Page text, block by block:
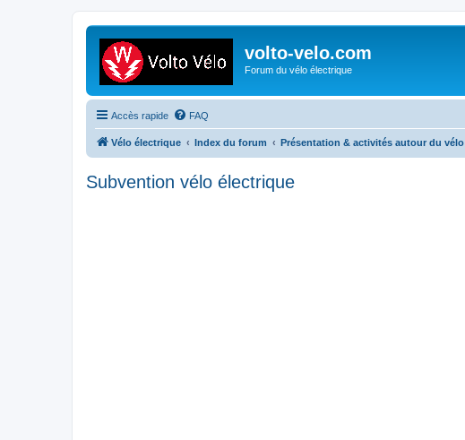
volto-velo.com
Forum du vélo électrique
Accès rapide FAQ
Vélo électrique Index du forum Présentation & activités autour du vélo
Subvention vélo électrique